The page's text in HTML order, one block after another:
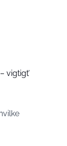
vigtigt’